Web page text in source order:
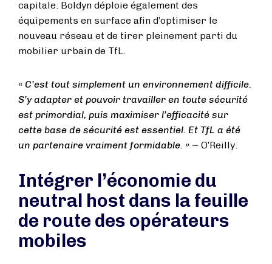
capitale. Boldyn déploie également des
équipements en surface afin d’optimiser le
nouveau réseau et de tirer pleinement parti du
mobilier urbain de TfL.
« C’est tout simplement un environnement difficile.
S’y adapter et pouvoir travailler en toute sécurité
est primordial, puis maximiser l’efficacité sur
cette base de sécurité est essentiel. Et TfL a été
un partenaire vraiment formidable. » ~ O’Reilly.
Intégrer l’économie du
neutral host dans la feuille
de route des opérateurs
mobiles